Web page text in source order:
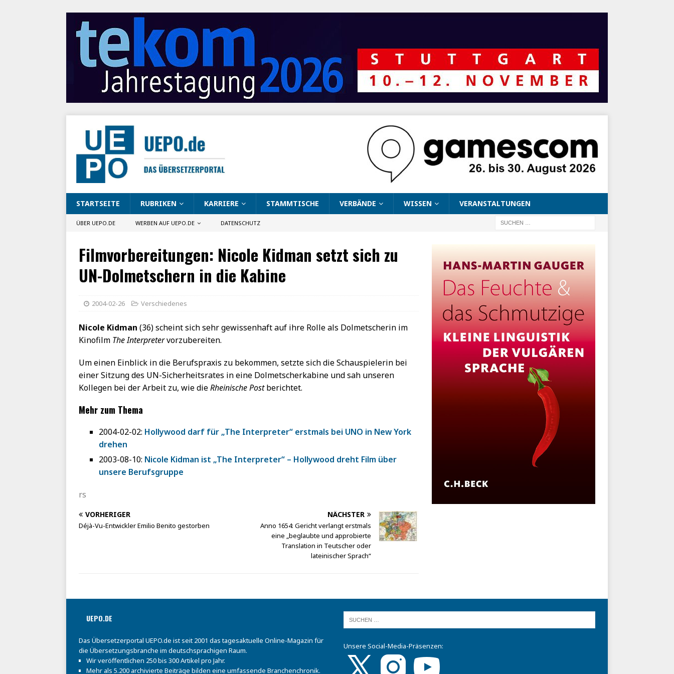
STARTSEITE RUBRIKEN KARRIERE STAMMTISCHE VERBÄNDE WISSEN VERANSTALTUNGEN
ÜBER UEPO.DE WERBEN AUF UEPO.DE DATENSCHUTZ
Filmvorbereitungen: Nicole Kidman setzt sich zu
UN-Dolmetschern in die Kabine
2004-02-26 Verschiedenes
Nicole Kidman (36) scheint sich sehr gewissenhaft auf ihre Rolle als Dolmetscherin im
Kinofilm The Interpretervorzubereiten.
Um einen Einblick in die Berufspraxis zu bekommen, setzte sich die Schauspielerin bei
einer Sitzung des UN-Sicherheitsrates in eine Dolmetscherkabine und sah unseren
Kollegen bei der Arbeit zu, wie dieRheinische Postberichtet.
Mehr zum Thema
2004-02-02: Hollywood darf für „The Interpreter“ erstmals bei UNO in New York
drehen
2003-08-10: Nicole Kidman ist „The Interpreter“ – Hollywood dreht Film über
unsere Berufsgruppe
rs
VORHERIGER
Déjà-Vu-Entwickler Emilio Benito gestorben
NÄCHSTER
Anno 1654: Gericht verlangt erstmals
eine „beglaubte und approbierte
Translation in Teutscher oder
lateinischer Sprach“
UEPO.DE
Das Übersetzerportal UEPO.de ist seit 2001 das tagesaktuelle Online-Magazin für
die Übersetzungsbranche im deutschsprachigen Raum.
Wir veröffentlichen 250 bis 300 Artikel pro Jahr.
Mehr als 5.200 archivierte Beiträge bilden eine umfassende Branchenchronik.
Unsere Social-Media-Präsenzen: